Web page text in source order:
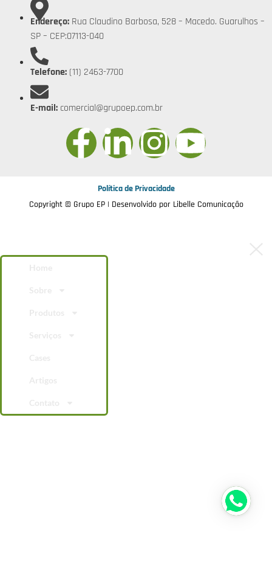
Endereço: Rua Claudino Barbosa, 528 – Macedo. Guarulhos –
SP – CEP:07113-040
Telefone: (11) 2463-7700
E-mail: comercial@grupoep.com.br
Política de Privacidade
Copyright © Grupo EP | Desenvolvido por Libelle Comunicação